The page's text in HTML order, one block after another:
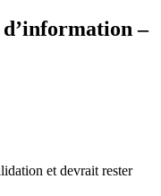
–
et devrait rester